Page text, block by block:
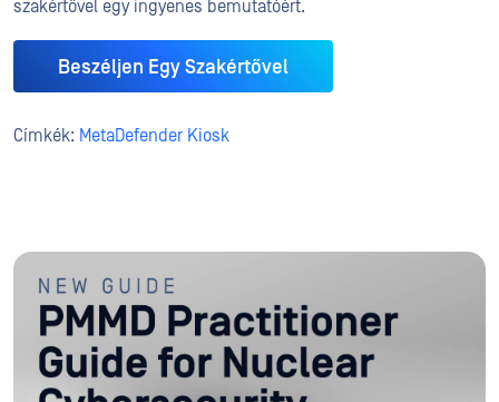
szakértővel egy ingyenes bemutatóért.
Beszéljen Egy Szakértővel
Címkék: MetaDefender Kiosk